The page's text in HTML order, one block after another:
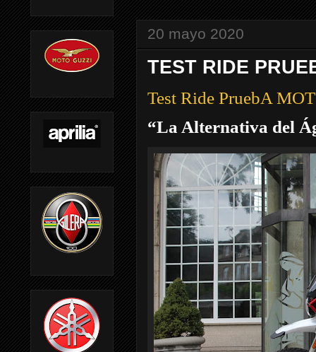
20 mayo 2020
TEST RIDE
Test Ride PruebA
“La Alternativa del